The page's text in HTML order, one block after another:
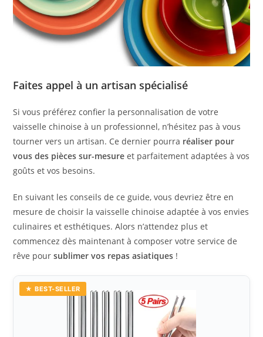
Faites appel à un artisan spécialisé
Si vous préférez confier la personnalisation de votre
vaisselle chinoise à un professionnel, n’hésitez pas à vous
tourner vers un artisan. Ce dernier pourra réaliser pour
vous des pièces sur-mesure et parfaitement adaptées à vos
goûts et vos besoins.
En suivant les conseils de ce guide, vous devriez être en
mesure de choisir la vaisselle chinoise adaptée à vos envies
culinaires et esthétiques. Alors n’attendez plus et
commencez dès maintenant à composer votre service de
rêve poursublimer vos repas asiatiques !
★ BEST-SELLER